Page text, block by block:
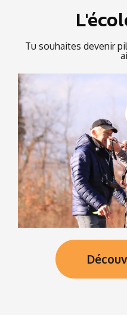
Tu souhaites devenir